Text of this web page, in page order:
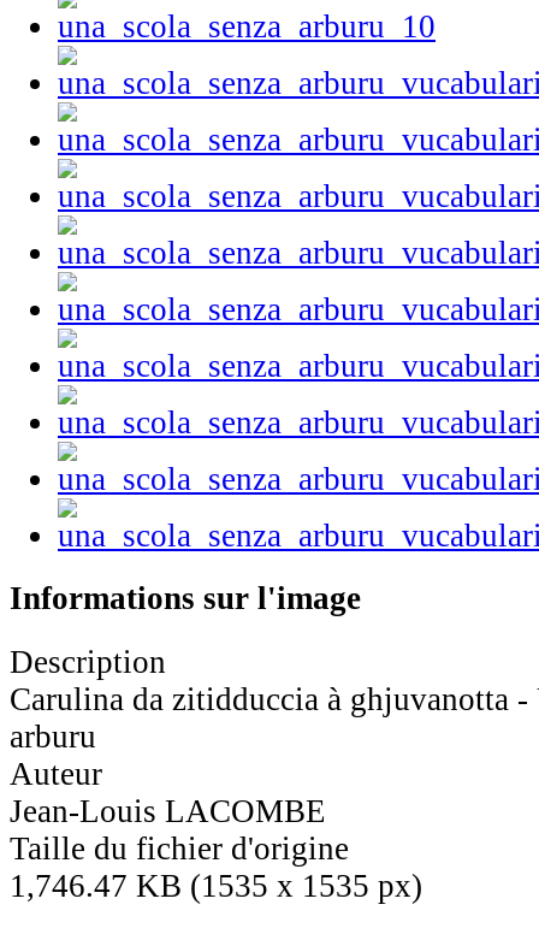
Informations sur l'image
Description
Carulina da zitidduccia à ghjuvanotta -
arburu
Auteur
Jean-Louis LACOMBE
Taille du fichier d'origine
1,746.47 KB (1535 x 1535 px)